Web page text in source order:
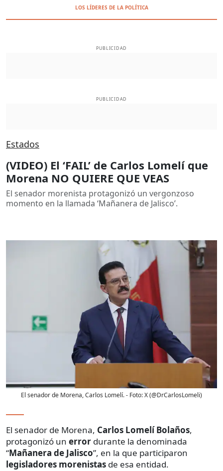
LOS LÍDERES DE LA POLÍTICA
PUBLICIDAD
PUBLICIDAD
Estados
(VIDEO) El ‘FAIL’ de Carlos Lomelí que
Morena NO QUIERE QUE VEAS
El senador morenista protagonizó un vergonzoso
momento en la llamada ‘Mañanera de Jalisco’.
El senador de Morena, Carlos Lomelí.- Foto:X (@DrCarlosLomeli)
El senador de Morena, Carlos Lomelí Bolaños,
protagonizó un error durante la denominada
“Mañanera de Jalisco”, en la que participaron
legisladores morenistas de esa entidad.